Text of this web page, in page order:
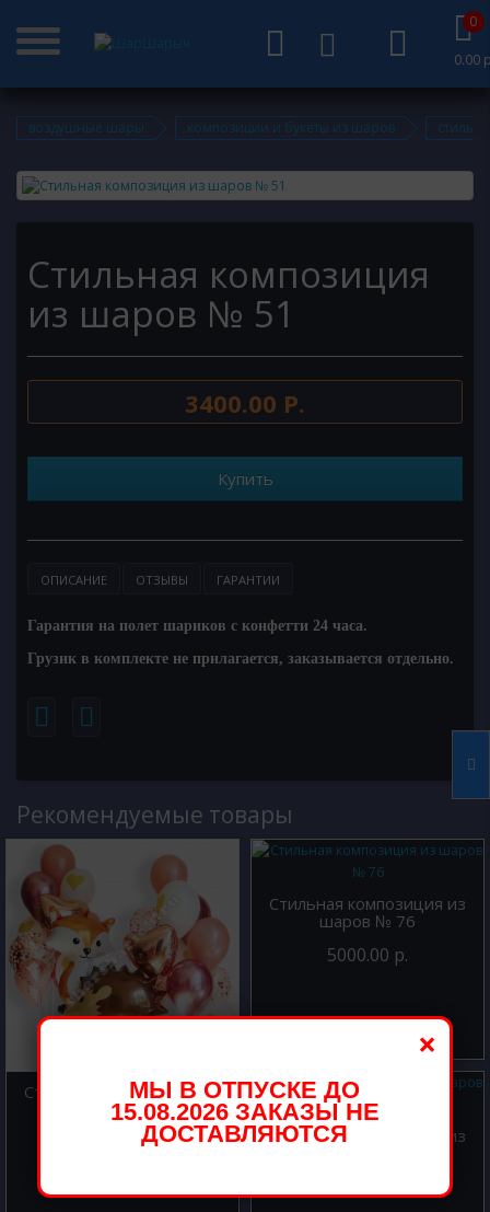
0
0.00
воздушные шары композиции и букеты из шаров
Стильная композиция
из шаров № 51
3400.00 Р.
Купить
ОПИСАНИЕ ОТЗЫВЫ ГАРАНТИИ
Гарантия на полет шариков с конфетти 24 часа.
Грузик в комплекте не прилагается, заказывается отдельно.
Рекомендуемые товары
Стильная композиция из
шаров № 74
3600.00 р.
Стильная композиция из
шаров № 76
5000.00 р.
Стильная композиция из
×
МЫ В ОТПУСКЕ ДО
15.08.2026 ЗАКАЗЫ НЕ
ДОСТАВЛЯЮТСЯ